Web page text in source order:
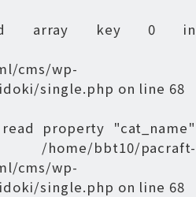
array key 0 in
cms/wp-
single.php on line 68
property "cat_name"
/home/bbt10/pacraft-
cms/wp-
single.php on line 68